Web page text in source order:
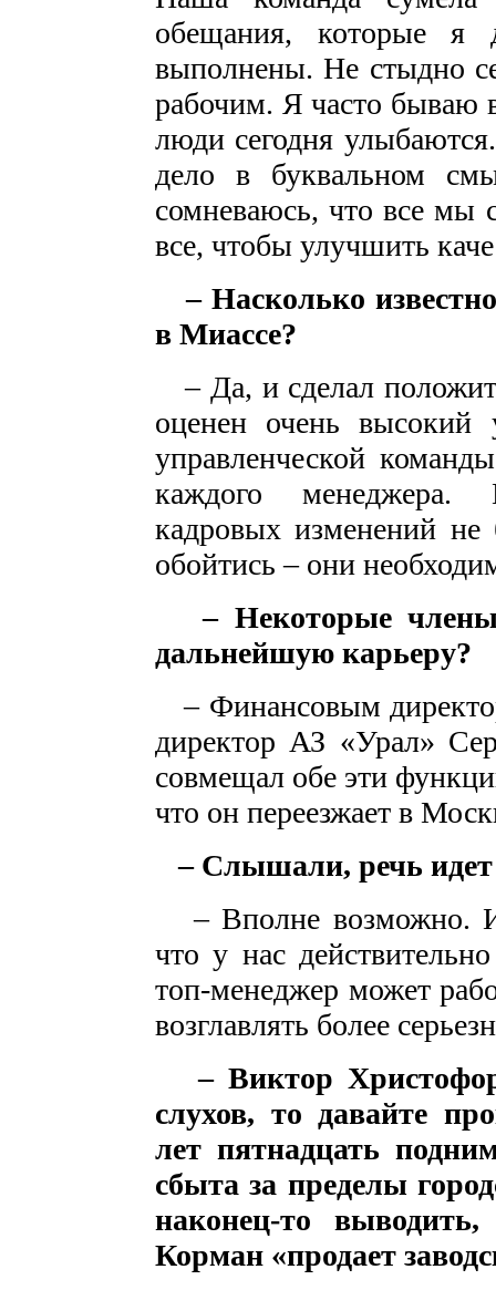
обещания, которые я
выполнены. Не стыдно
рабочим. Я часто бываю
люди сегодня
дело в буквальном
сомневаюсь, что все мы
все, чтобы улучшить
– Насколько
в Миассе?
– Да, и сделал
оценен очень высокий
управленческой
каждого менеджера.
кадровых изменений не
обойтись – они
– Некоторые
дальнейшую карьеру?
– Финансовым
директор АЗ «Урал»
совмещал обе эти
что он переезжает в
– Слышали, речь идет
– Вполне возможно. И
что у нас
топ-менеджер может
возглавлять более
– Виктор
слухов, то давайте
лет пятнадцать
сбыта за пределы
наконец-то
Корман «продает